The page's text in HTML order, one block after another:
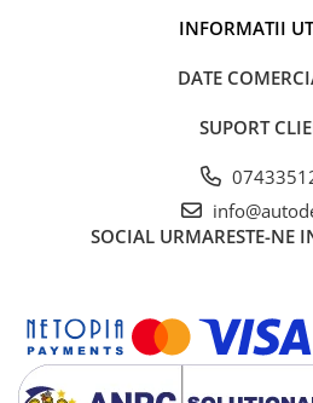
TRICOURI VOLKSWAGEN
TRICOURI ANIVERSARE
TRICOURI CUPLURI/TINERI
CASATORITI
TRICOURI DAMA
INFORMATII
DATE
SUPORT
SOCIAL URMARESTE-NE